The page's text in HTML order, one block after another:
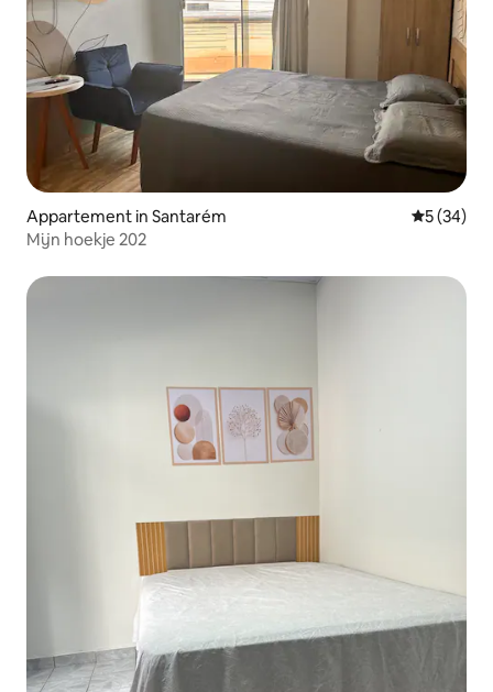
Appartement in Santarém
5 (34)
Mijn hoekje 202